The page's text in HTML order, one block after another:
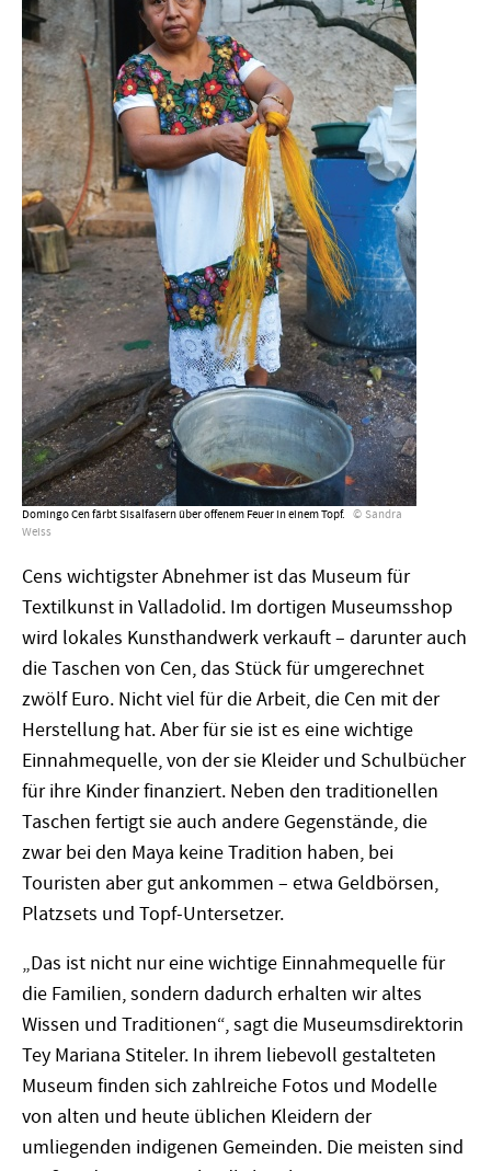
Domingo Cen färbt Sisalfasern über offenem Feuer in einem Topf.
Sandra
Weiss
Cens wichtigster Abnehmer ist das Museum für
Textilkunst in Valladolid. Im dortigen Museumsshop
wird lokales Kunsthandwerk verkauft – darunter auch
die Taschen von Cen, das Stück für umgerechnet
zwölf Euro. Nicht viel für die Arbeit, die Cen mit der
Herstellung hat. Aber für sie ist es eine wichtige
Einnahmequelle, von der sie Kleider und Schulbücher
für ihre Kinder finanziert. Neben den traditionellen
Taschen fertigt sie auch andere Gegenstände, die
zwar bei den Maya keine Tradition haben, bei
Touristen aber gut ankommen – etwa Geldbörsen,
Platzsets und Topf-Untersetzer.
„Das ist nicht nur eine wichtige Einnahmequelle für
die Familien, sondern dadurch erhalten wir altes
Wissen und Traditionen“, sagt die Museumsdirektorin
Tey Mariana Stiteler. In ihrem liebevoll gestalteten
Museum finden sich zahlreiche Fotos und Modelle
von alten und heute üblichen Kleidern der
umliegenden indigenen Gemeinden. Die meisten sind